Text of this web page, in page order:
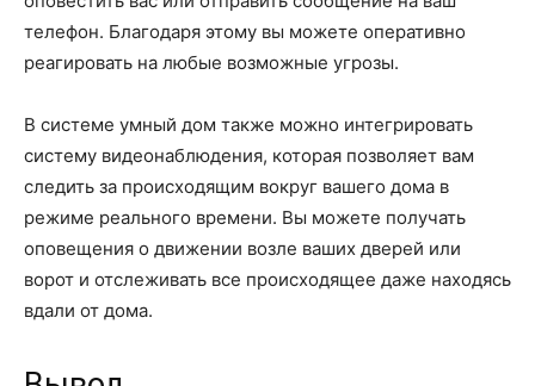
телефон. Благодаря этому вы можете оперативно
реагировать на любые возможные угрозы.
В системе умный дом также можно интегрировать
систему видеонаблюдения, которая позволяет вам
следить за происходящим вокруг вашего дома в
режиме реального времени. Вы можете получать
оповещения о движении возле ваших дверей или
ворот и отслеживать все происходящее даже находясь
вдали от дома.